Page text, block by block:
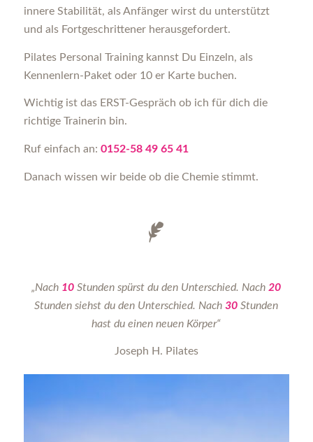
innere Stabilität, als Anfänger wirst du unterstützt
und als Fortgeschrittener herausgefordert.
Pilates Personal Training kannst Du Einzeln, als
Kennenlern-Paket oder 10 er Karte buchen.
Wichtig ist das ERST-Gespräch ob ich für dich die
richtige Trainerin bin.
Ruf einfach an: 0152-58 49 65 41
Danach wissen wir beide ob die Chemie stimmt.
„Nach 10 Stunden spürst du den Unterschied. Nach20
Stunden siehst du den Unterschied. Nach30 Stunden
hast du einen neuen Körper“
Joseph H. Pilates